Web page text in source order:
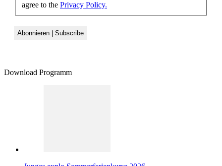
agree to the Privacy Policy.
Download Programm